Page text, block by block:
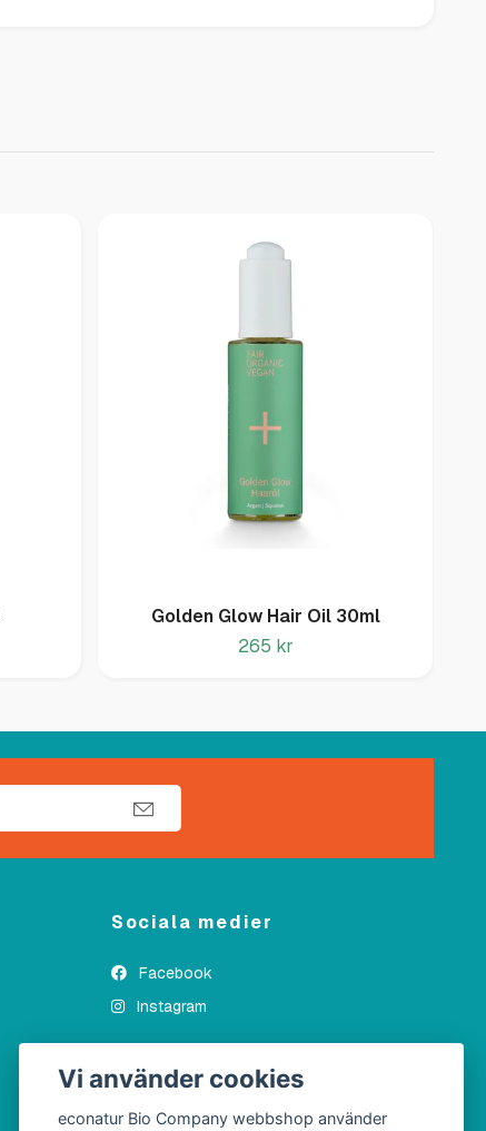
Golden Glow Hair Oil 30ml
265 kr
Sociala medier
Facebook
Instagram
Vi använder cookies
econatur Bio Company webbshop använder